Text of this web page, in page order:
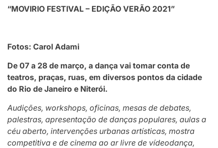
“MOVIRIO FESTIVAL – EDIÇÃO VERÃO 2021”
Fotos: Carol Adami
De 07 a 28 de março, a dança vai tomar conta de
teatros, praças, ruas, em diversos pontos da cidade
do Rio de Janeiro e Niterói.
Audições, workshops, oficinas, mesas de debates,
palestras, apresentação de danças populares, aulas a
céu aberto, intervenções urbanas artísticas, mostra
competitiva e de cinema ao ar livre de vídeodança,